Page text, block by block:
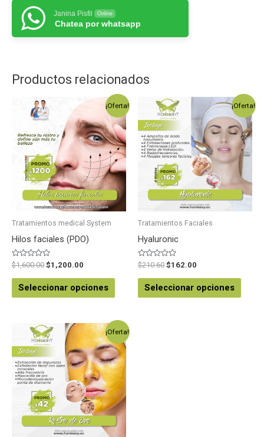
Janina Pisfil Online
Chatea por whatsapp
Productos relacionados
¡Oferta!
Tratamientos medical System
Hilos faciales (PDO)
Valorado
en
0
de
$1,600.00 $1,200.00
Seleccionar opciones
¡Oferta!
Tratamientos Faciales
Hyaluronic
Valorado
en
0
de
$210.60 $162.00
Seleccionar opciones
¡Oferta!